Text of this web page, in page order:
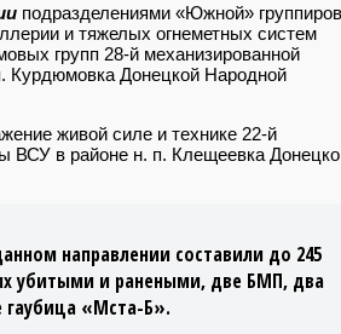
подразделениями «Южной»
и тяжелых огнеметных систем
групп 28-й механизированной
Курдюмовка Донецкой Народной
живой силе и технике 22-й
ВСУ в районе н. п. Клещеевка
направлении составили до 245
убитыми и ранеными, две БМП, два
гаубица «Мста-Б».